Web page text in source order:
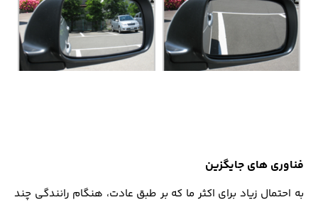
فناوری های جایگزین
به احتمال زیاد برای اکثر ما که بر طبق عادت، هنگام رانندگی چند